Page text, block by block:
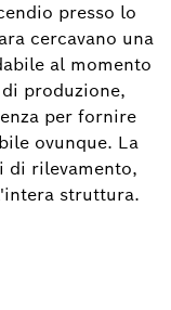
presso lo
cercavano una
al momento
produzione,
per fornire
ovunque. La
rilevamento,
struttura.